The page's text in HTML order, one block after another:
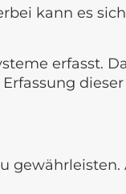
kann es
erfasst.